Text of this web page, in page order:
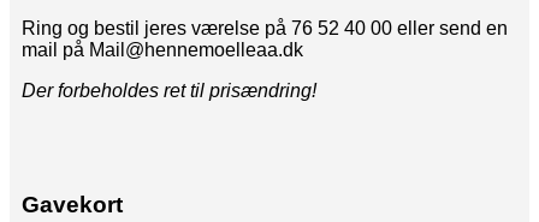
Ring og bestil jeres værelse på 76 52 40 00 eller send en
mail på Mail@hennemoelleaa.dk
Der forbeholdes ret til prisændring!
Gavekort